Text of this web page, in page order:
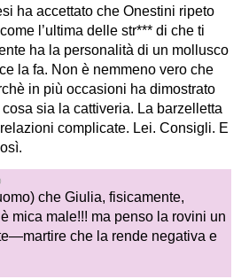
ha accettato che Onestini ripeto
l’ultima delle str*** di che ti
ha la personalità di un mollusco
la fa. Non è nemmeno vero che
in più occasioni ha dimostrato
sia la cattiveria. La barzelletta
complicate. Lei. Consigli. E
che Giulia, fisicamente,
mica male!!! ma penso la rovini un
che la rende negativa e